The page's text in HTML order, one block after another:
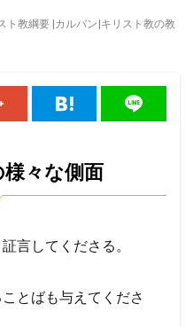
ト教綱要 |カルバン|キリスト教の教
々な側面
言してくださる。
とばも与えてくださ
ッパ王
あいさつ
テロ 御霊
富
ぶどうの木
創世記
洪水